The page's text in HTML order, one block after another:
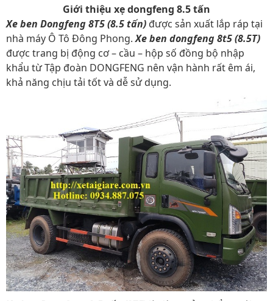
Giới thiệu xẹ dongfeng 8.5 tấn
Xe ben Dongfeng 8T5 (8.5 tấn) được sản xuất lắp ráp tại
nhà máy Ô Tô Đông Phong.Xe ben dongfeng 8t5 (8.5T)
được trang bị động cơ – cầu – hộp số đồng bộ nhập
khẩu từ Tập đoàn DONGFENG nên vận hành rất êm ái,
khả năng chịu tải tốt và dễ sử dụng.